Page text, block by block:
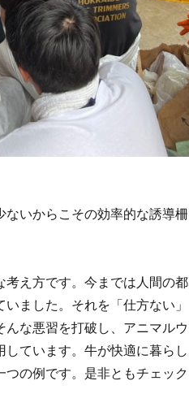
いからこその効率的な誘導柵
考え方です。今までは人間の都
ました。それを「仕方ない」
な悪習を打破し、アニマルウ
ています。牛が快適に暮らし
の例です。是非ともチェック